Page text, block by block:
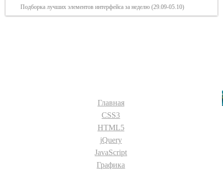
Подборка лучших элементов интерфейса за неделю (29.09-05.10)
Главная
CSS3
HTML5
jQuery
JavaScript
Графика